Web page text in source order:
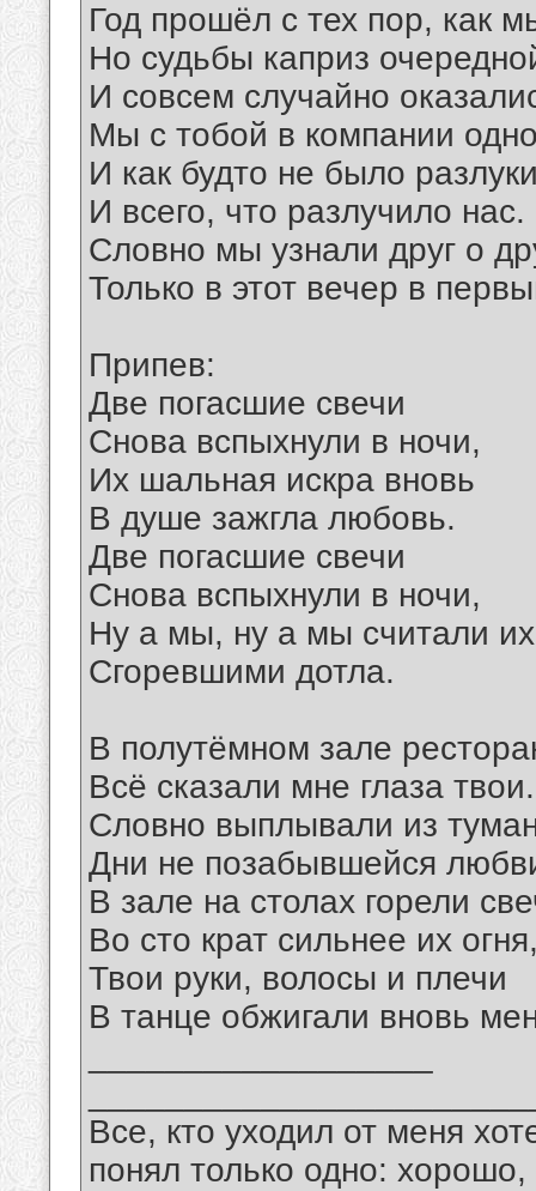
Год прошёл с тех пор, как
Но судьбы каприз
И совсем случайно
Мы с тобой в компании
И как будто не было
И всего, что разлучило нас.
Словно мы узнали друг о
Только в этот вечер в
Припев:
Две погасшие свечи
Снова вспыхнули в ночи,
Их шальная искра вновь
В душе зажгла любовь.
Две погасшие свечи
Снова вспыхнули в ночи,
Ну а мы, ну а мы считали их
Сгоревшими дотла.
В полутёмном зале
Всё сказали мне глаза твои.
Словно выплывали из
Дни не позабывшейся
В зале на столах горели
Во сто крат сильнее их
Твои руки, волосы и плечи
В танце обжигали вновь
Все, кто уходил от меня
понял только одно: